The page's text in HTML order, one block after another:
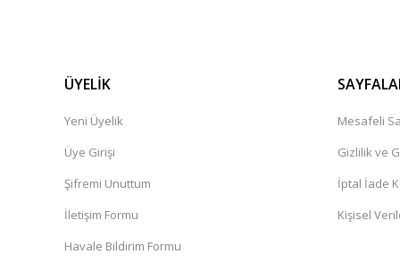
ÜYELİK
Yeni Üyelik
Üye Girişi
Şifremi Unuttum
İletişim Formu
Havale Bildirim Formu
Mesafeli
Gizlilik ve
İptal İade
Kişisel